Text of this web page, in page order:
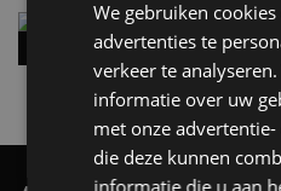
Vernieuwde
kilometer en
4 aug
We gebruiken
advertenties te
verkeer te
informatie over uw
met onze
die deze kunnen
informatie die u aan